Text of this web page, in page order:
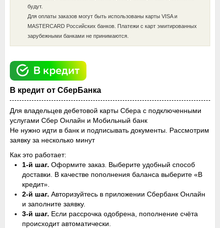
будут.
Для оплаты заказов могут быть использованы карты VISA и
MASTERCARD Российских банков. Платежи c карт эмитированных
зарубежными банками не принимаются.
В кредит от СберБанка
Для владельцев дебетовой карты Сбера с подключенными
услугами Сбер Онлайн и Мобильный банк
Не нужно идти в банк и подписывать документы. Рассмотрим
заявку за несколько минут
Как это работает:
1-й шаг. Оформите заказ. Выберите удобный способ
доставки. В качестве пополнения баланса выберите «В
кредит».
2-й шаг. Авторизуйтесь в приложении Сбербанк Онлайн
и заполните заявку.
3-й шаг. Если рассрочка одобрена, пополнение счёта
происходит автоматически.